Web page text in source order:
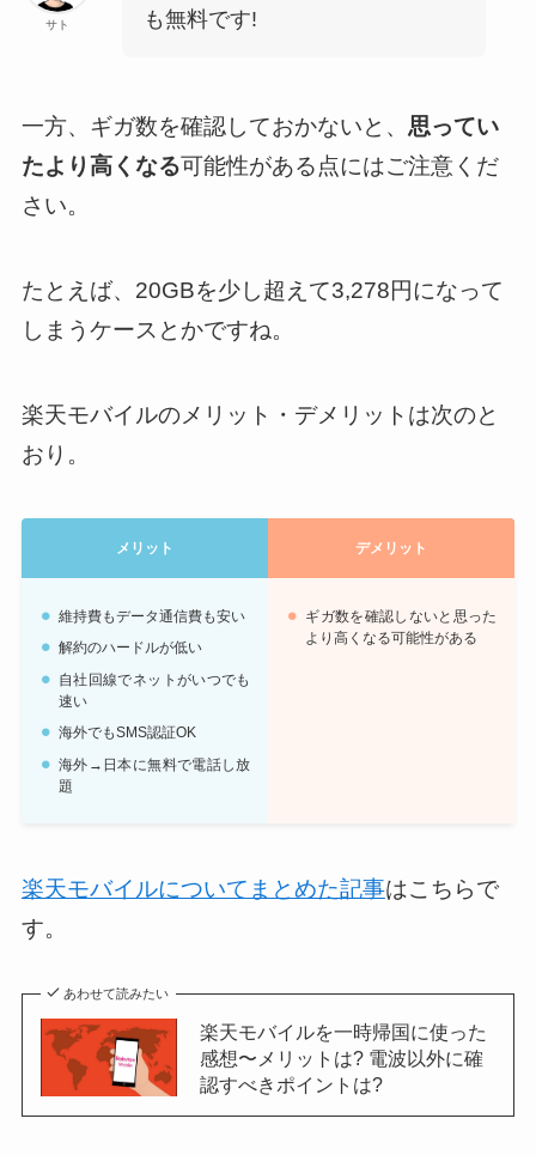
サト
も無料です!
一方、ギガ数を確認しておかないと、 思ってい
たより高くなる可能性がある点にはご注意くだ
さい。
たとえば、20GBを少し超えて3,278円になって
しまうケースとかですね。
楽天モバイルのメリット・デメリットは次のと
おり。
メリット デメリット
維持費もデータ通信費も安い
解約のハードルが低い
自社回線でネットがいつでも
速い
海外でもSMS認証OK
海外→日本に無料で電話し放
題
ギガ数を確認しないと思った
より高くなる可能性がある
楽天モバイルについてまとめた記事はこちらで
す。
あわせて読みたい
楽天モバイルを一時帰国に使った
感想〜メリットは? 電波以外に確
認すべきポイントは?